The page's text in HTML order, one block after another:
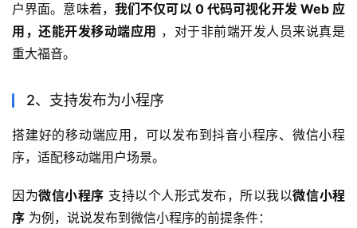
户界面。意味着， 我们不仅可以 0 代码可视化开发 Web 应
用，还能开发移动端应用 ，对于非前端开发人员来说真是
重大福音。
2、支持发布为小程序
搭建好的移动端应用，可以发布到抖音小程序、微信小程
序，适配移动端用户场景。
因为微信小程序 支持以个人形式发布，所以我以微信小程
序 为例，说说发布到微信小程序的前提条件：